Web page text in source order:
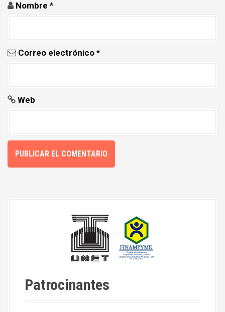
Nombre *
Correo electrónico *
Web
Patrocinantes